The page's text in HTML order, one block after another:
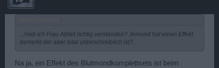
↑
...Hab ich Frau Abfall richtig verstanden? Jemand hat einen Effekt
bemerkt der aber total unbeschreiblich ist?...
Na ja, ein Effekt des Blutmondkomplettsets ist beim